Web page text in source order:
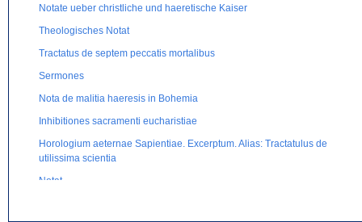
Notate ueber christliche und haeretische Kaiser
Theologisches Notat
Tractatus de septem peccatis mortalibus
Sermones
Nota de malitia haeresis in Bohemia
Inhibitiones sacramenti eucharistiae
Horologium aeternae Sapientiae. Excerptum. Alias: Tractatulus de
utilissima scientia
Notat